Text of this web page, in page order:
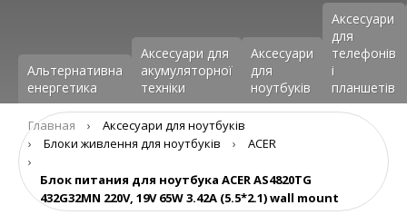
Альтернативна
енергетика
Аксесуари для
акумуляторної
техніки
Аксесуари
для
ноутбуків
Аксеcуари
для
телефонів
і
планшетів
Главная ›
Аксесуари для ноутбуків
›
Блоки живлення для ноутбуків ›
ACER
›
Блок питания для ноутбука ACER AS4820TG
432G32MN 220V, 19V 65W 3.42A (5.5*2.1) wall mount